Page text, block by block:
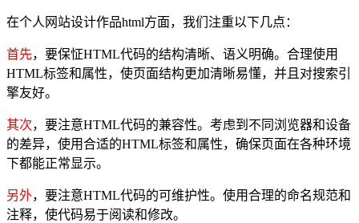
在个人网站设计作品html方面，我们注重以下几点：
首先，要保怔HTML代码的结构清晰、语义明确。合理使用
HTML标签和属性，使页面结构更加清晰易懂，并且对搜索引
擎友好。
其次，要注意HTML代码的兼容性。考虑到不同浏览器和设备
的差异，使用合适的HTML标签和属性，确保页面在各种环境
下都能正常显示。
另外，要注意HTML代码的可维护性。使用合理的命名规范和
注释，使代码易于阅读和修改。